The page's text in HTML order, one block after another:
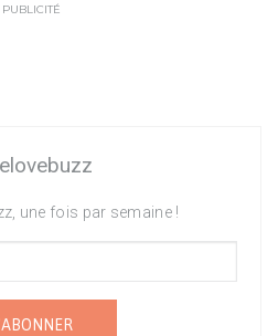
PUBLICITÉ
une fois par semaine !